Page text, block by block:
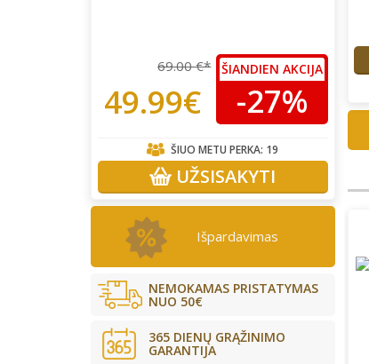
69.00 €*
49.99€
ŠIANDIEN AKCIJA
-27%
ŠIUO METU PERKA: 19
UŽSISAKYTI
Išpardavimas
NEMOKAMAS PRISTATYMAS
NUO 50€
365 DIENŲ GRĄŽINIMO
GARANTIJA